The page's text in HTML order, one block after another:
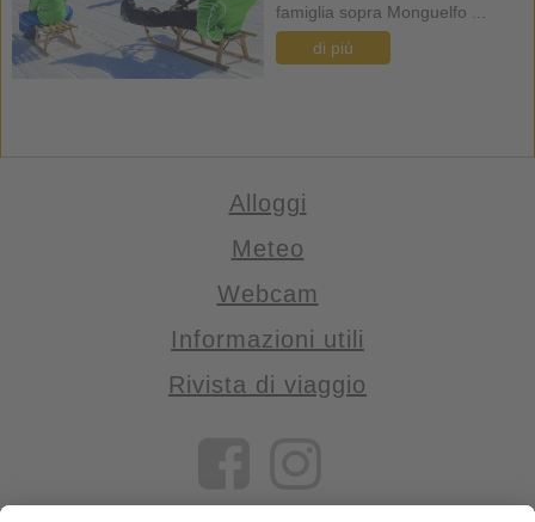
famiglia sopra Monguelfo ...
di più
Alloggi
Meteo
Webcam
Informazioni utili
Rivista di viaggio